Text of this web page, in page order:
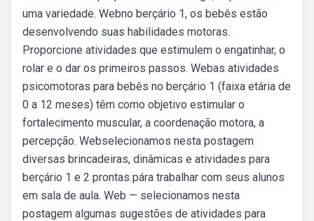
uma variedade. Webno berçário 1, os bebês estão
desenvolvendo suas habilidades motoras.
Proporcione atividades que estimulem o engatinhar, o
rolar e o dar os primeiros passos. Webas atividades
psicomotoras para bebês no berçário 1 (faixa etária de
0 a 12 meses) têm como objetivo estimular o
fortalecimento muscular, a coordenação motora, a
percepção. Webselecionamos nesta postagem
diversas brincadeiras, dinâmicas e atividades para
berçário 1 e 2 prontas pára trabalhar com seus alunos
em sala de aula. Web — selecionamos nesta
postagem algumas sugestões de atividades para